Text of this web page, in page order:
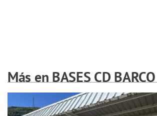
Más en BASES CD BARCO